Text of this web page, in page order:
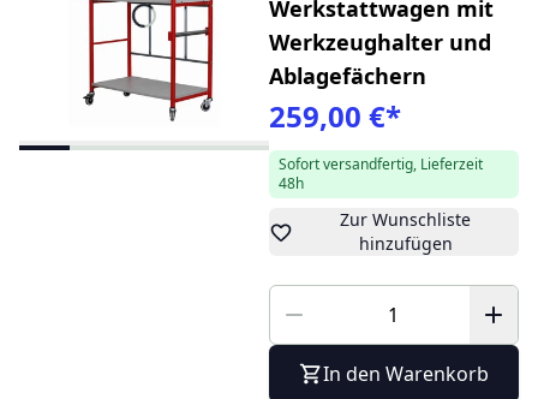
Werkstattwagen mit
Werkzeughalter und
Ablagefächern
259,00 €*
Sofort versandfertig, Lieferzeit
48h
Zur Wunschliste
hinzufügen
In den Warenkorb